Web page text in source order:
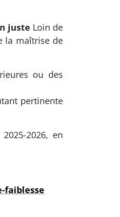
juste Loin de
la maîtrise de
ou des
pertinente
2026, en
faiblesse